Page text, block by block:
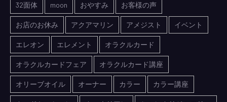
32面体 moon おやすみ お客様の声
お店のお休み アクアマリン アメジスト イベント
エレオン エレメント オラクルカード
オラクルカードフェア オラクルカード講座
オリーブオイル オーナー カラー カラー講座